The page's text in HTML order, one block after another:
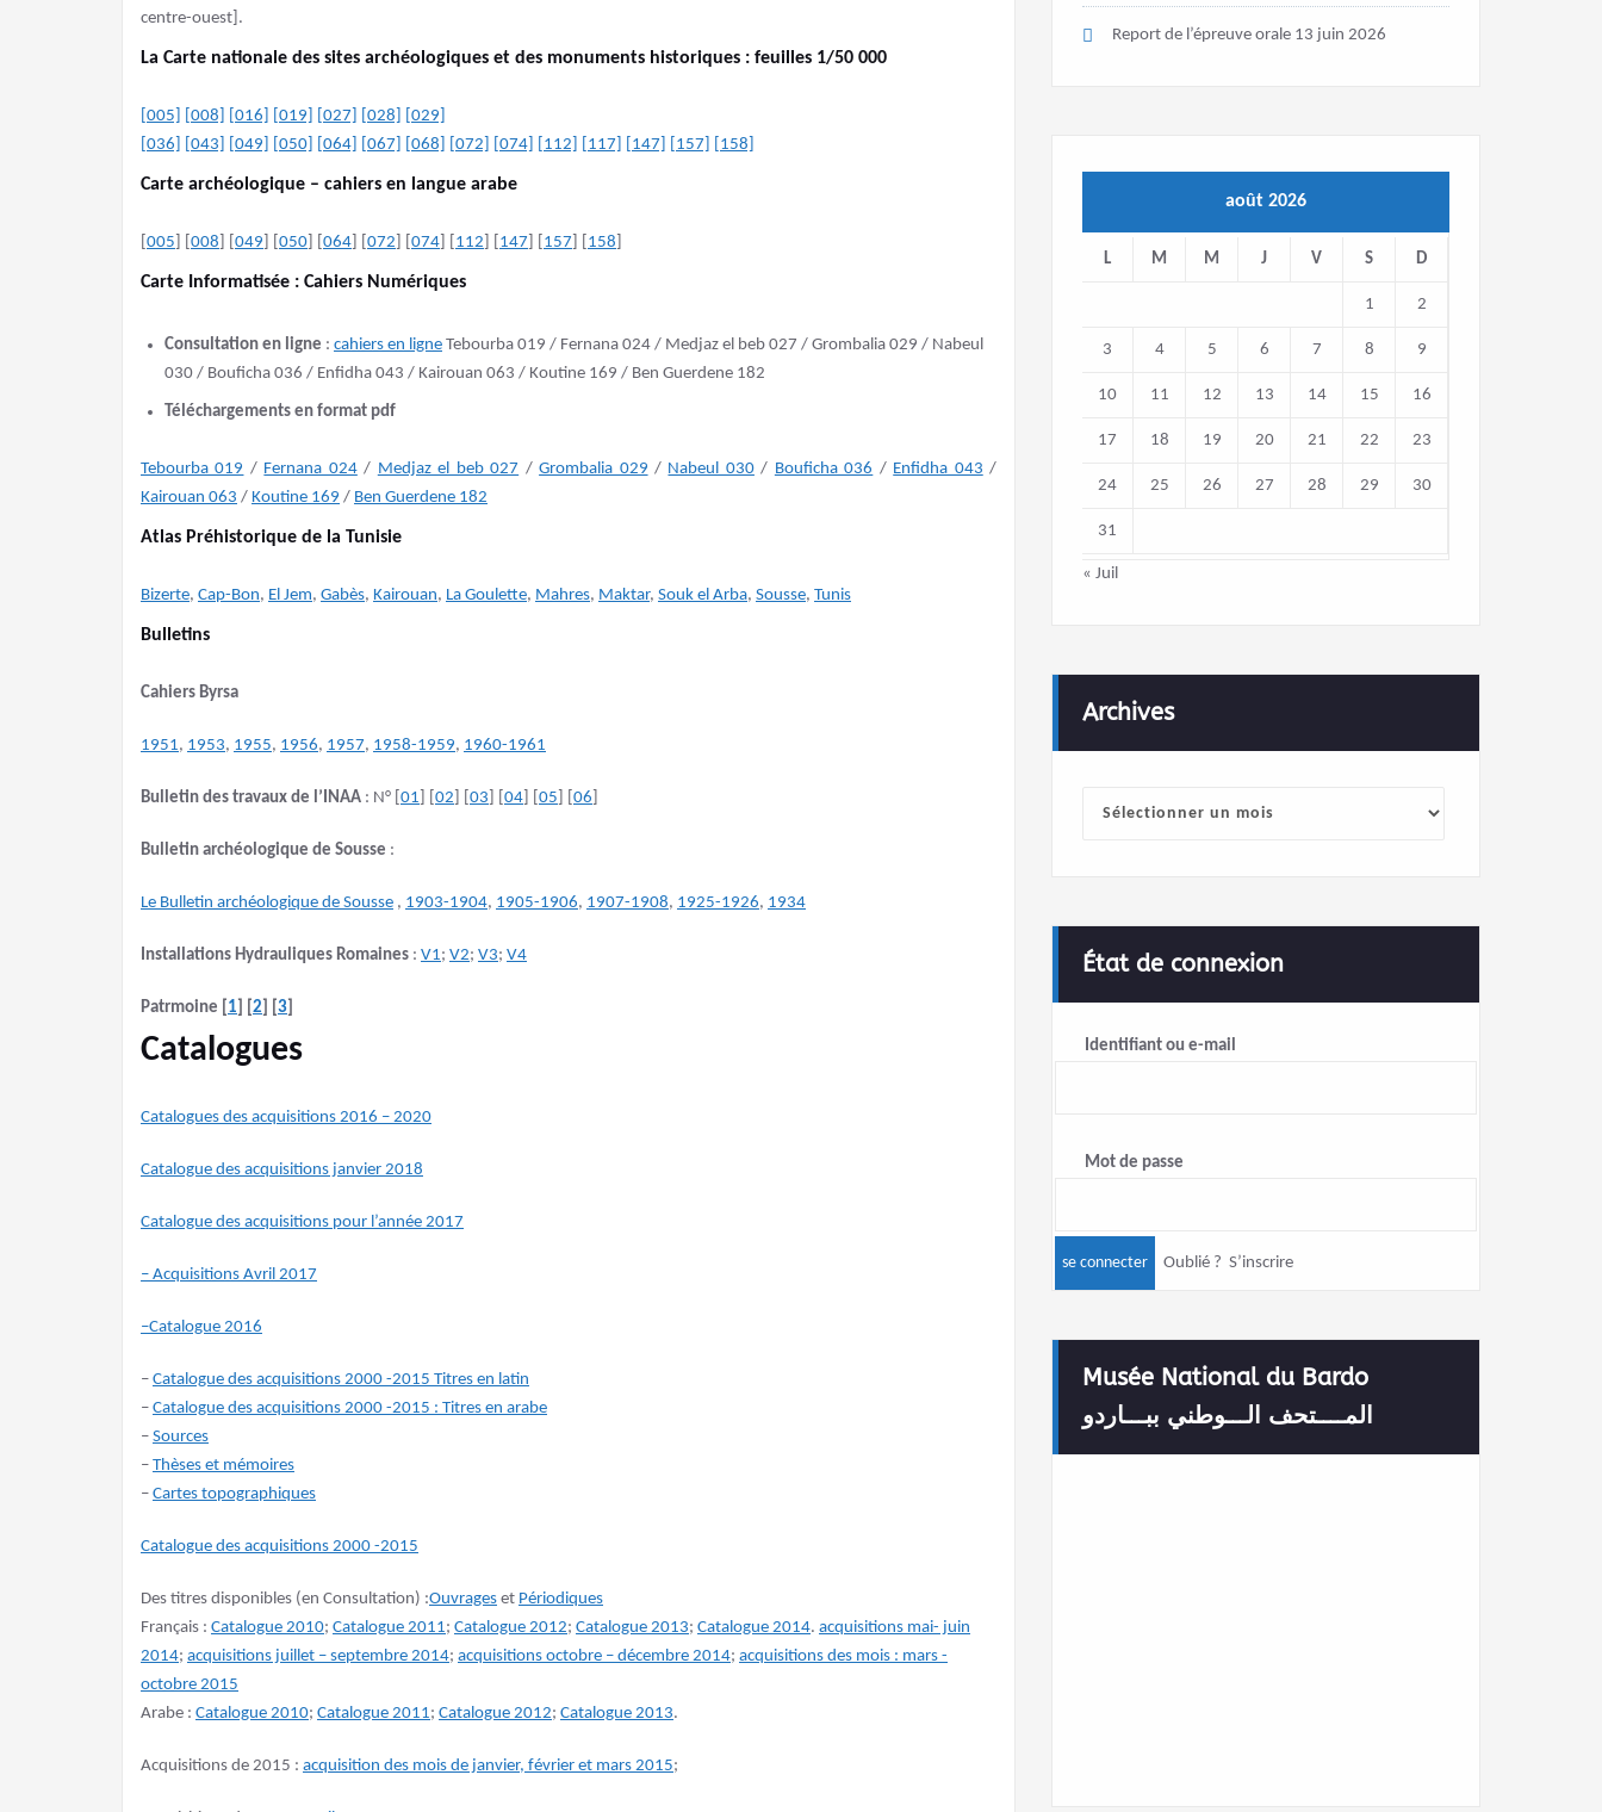
centre-ouest].
La Carte nationale des sites archéologiques et des monuments historiques : feuilles 1/50 000
[005] [008] [016] [019] [027] 028]
[029]
[036]
[043] [049] [050] [064] [067] [068] [072] [074] [112] [117] [147] [157] [158]
Carte archéologique – cahiers en langue arabe
005 008 049 050 064 072 074 112 147 157 158
Carte Informatisée : Cahiers Numériques
Consultation en ligne : cahiers en ligne Tebourba 019 / Fernana 024 / Medjaz el beb 027 / Grombalia 029 / Nabeul
030 / Bouficha 036 / Enfidha 043 / Kairouan 063 / Koutine 169 / Ben Guerdene 182
Téléchargements en format pdf
Tebourba 019 / Fernana 024/ Medjaz el beb 027 /Grombalia 029 / Nabeul 030/ Bouficha 036 / Enfidha 043 /
Kairouan 063 / Koutine 169 / Ben Guerdene 182
Atlas Préhistorique de la Tunisie
Bizerte, Cap-Bon, El Jem, Gabès, Kairouan, La Goulette, Mahres, Maktar, Souk el Arba, Sousse, Tunis
Bulletins
Cahiers Byrsa
1951, 1953, 1955, 1956, 1957, 1958-1959, 1960-1961
Bulletin des travaux de l’INAA : N° [ 01 02 03 04 05 06
Bulletin archéologique de Sousse :
Le Bulletin archéologique de Sousse , 1903-1904, 1905-1906, 1907-1908, 1925-1926, 1934
Installations Hydrauliques Romaines : V1; V2; V3; V4
Patrmoine 1 2 3
Catalogues
Catalogues des acquisitions 2016 – 2020
Catalogue des acquisitions janvier 2018
Catalogue des acquisitions pour l’année 2017
– Acquisitions Avril 2017
–Catalogue 2016
– Catalogue des acquisitions 2000 -2015 Titres en latin
– Catalogue des acquisitions 2000 -2015 : Titres en arabe
– Sources
– Thèses et mémoires
– Cartes topographiques
Catalogue des acquisitions 2000 -2015
Des titres disponibles (en Consultation) :Ouvrages et Périodiques
Français : Catalogue 2010; Catalogue 2011; Catalogue 2012; Catalogue 2013; Catalogue 2014. acquisitions mai- juin
2014; acquisitions juillet – septembre 2014; acquisitions octobre – décembre 2014; acquisitions des mois : mars -
octobre 2015
Arabe : Catalogue 2010; Catalogue 2011; Catalogue 2012; Catalogue 2013.
Acquisitions de 2015 : acquisition des mois de janvier, février et mars 2015;
Report de l’épreuve orale 13 juin 2026
août 2026
L M M J V S D
1 2
3 4 5 6 7 8 9
10 11 12 13 14 15 16
17 18 19 20 21 22 23
24 25 26 27 28 29 30
31
« Juil
Archives
État de connexion
Identifiant ou e-mail
Mot de passe
Oublié ? S’inscrire
Musée National du Bardo
المــــتحف الـــوطني ببـــاردو